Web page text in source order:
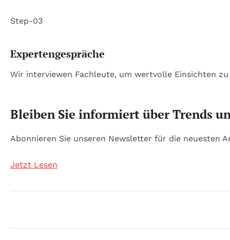
Step-03
Expertengespräche
Wir interviewen Fachleute, um wertvolle Einsichten zu
Bleiben Sie informiert über Trends
Abonnieren Sie unseren Newsletter für die neuesten
Jetzt Lesen